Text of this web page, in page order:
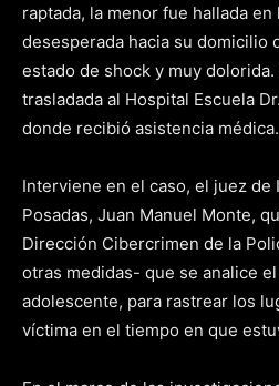
raptada, la menor fue hallada
desesperada hacia su domicilio
estado de shock y muy
trasladada al Hospital Escuela
donde recibió asistencia médica.
Interviene en el caso, el juez de
Posadas, Juan Manuel Monte,
Dirección Cibercrimen de la
otras medidas- que se analice
adolescente, para rastrear los
víctima en el tiempo en que